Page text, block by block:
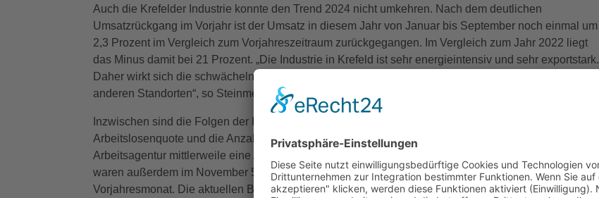
Auch die Krefelder Industrie konnte den Trend 2024 nicht umkehren. Nach dem deutlichen
Umsatzrückgang im Vorjahr ist der Umsatz in diesem Jahr von Januar bis September noch einmal um
2,3 Prozent im Vergleich zum Vorjahreszeitraum zurückgegangen. Im Vergleich zum Jahr 2022 liegt
das Minus damit bei 21 Prozent. „Die Industrie in Krefeld ist sehr energieintensiv und sehr exportstark.
Daher wirkt sich die schwächelnde Wettbewerbsfähigkeit in Krefeld noch intensiver aus als an
anderen Standorten“, so Steinmetz.
Inzwischen sind die Folgen der Krise auch auf dem Krefelder Arbeitsmarkt zu erkennen. Die
Arbeitslosenquote und die Anzahl der Arbeitslosen sind im laufenden Jahr gestiegen. So weist die
Arbeitsagentur mittlerweile eine Arbeitslosenquote von 10,9 Prozent aus, nach zuvor 10,5 Prozent. Es
waren außerdem im November 5,3 Prozent Menschen mehr arbeitslos gemeldet als im
Vorjahresmonat. Die aktuellen Beschäftigungsdaten aus dem März weisen zudem darauf hin, dass